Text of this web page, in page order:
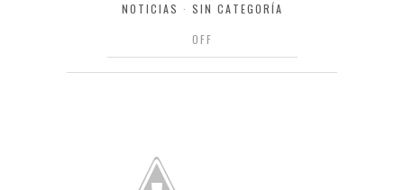
NOTICIAS · SIN CATEGORÍA
OFF